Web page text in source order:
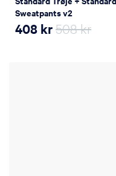
Sweatpants v2
408 kr508 kr